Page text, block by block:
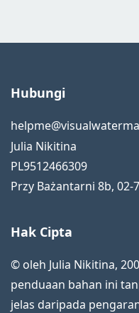
Hubungi
Julia Nikitina
PL9512466309
Przy Bażantarni 8b, 02-
Hak Cipta
© oleh Julia Nikitina,
penduaan bahan ini
jelas daripada